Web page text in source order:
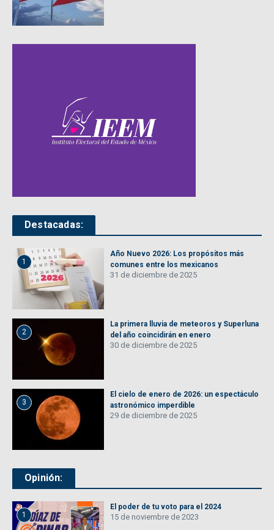
Destacadas:
1
Año Nuevo 2026: Los propósitos más
comunes entre los mexicanos
31 de diciembre de 2025
2
La primera lluvia de meteoros y Superluna
del año coincidirán en enero
30 de diciembre de 2025
3
El cielo de enero de 2026: un espectáculo
astronómico imperdible
29 de diciembre de 2025
Opinión:
1
El poder de tu voto para el 2024
15 de noviembre de 2023